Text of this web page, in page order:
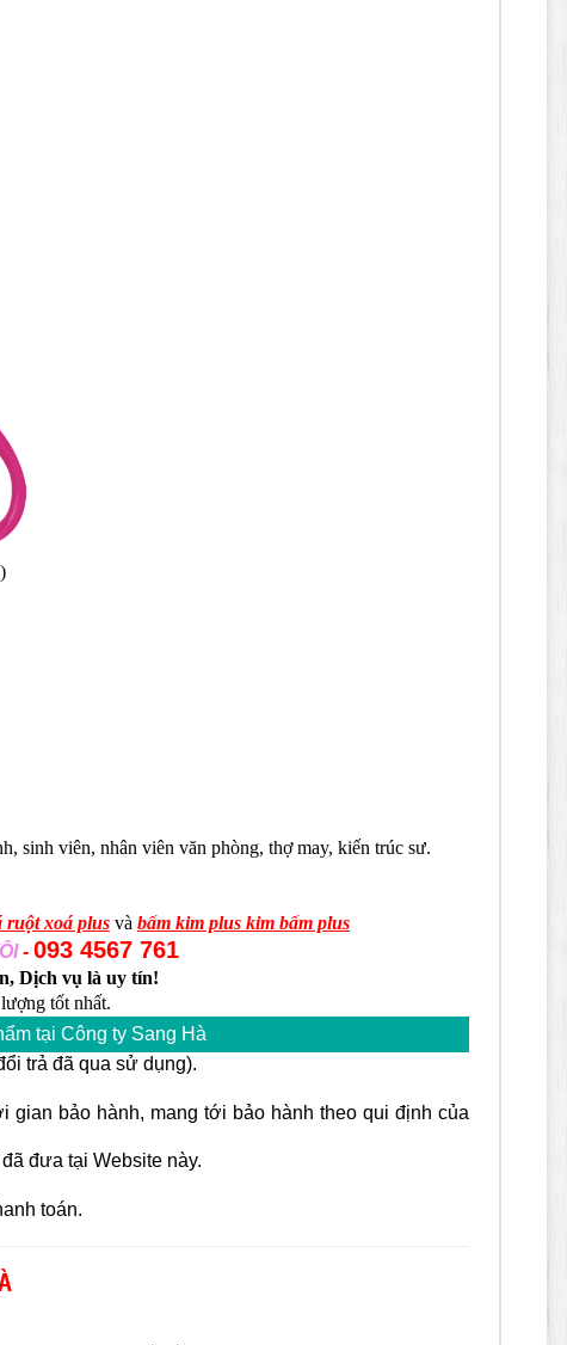
sinh viên, nhân viên văn phòng, thợ may, kiến trúc sư.
ruột xoá plus và bấm kim plus kim bấm plus
- 093 4567 761
Dịch vụ là uy tín!
tốt nhất.
tại Công ty Sang Hà
trả đã qua sử dụng).
bảo hành, mang tới bảo hành theo qui định của
đưa tại Website này.
toán.